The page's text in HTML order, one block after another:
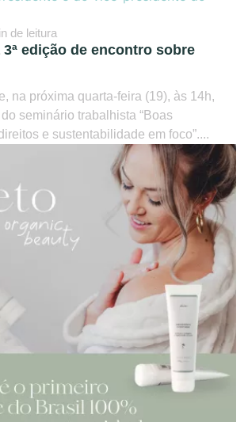
de leitura
edição de encontro sobre
na próxima quarta-feira (19), às 14h,
seminário trabalhista “Boas
e sustentabilidade em foco”....